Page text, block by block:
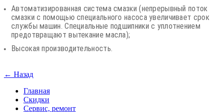
Автоматизированная система смазки (непрерывный поток
смазки с помощью специального насоса увеличивает срок
службы машин. Специальные подшипники с уплотнением
предотвращают вытекание масла);
Высокая производительность.
← Назад
Главная
Скидки
Сервис, ремонт